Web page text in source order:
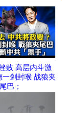
败 高层内斗激
一剑封喉 战狼夹
尾巴；